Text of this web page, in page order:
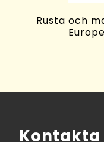
Rusta och
Kontakta